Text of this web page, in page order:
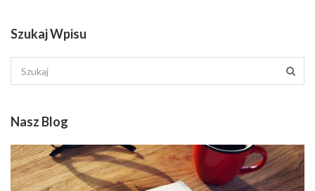
Szukaj Wpisu
Nasz Blog